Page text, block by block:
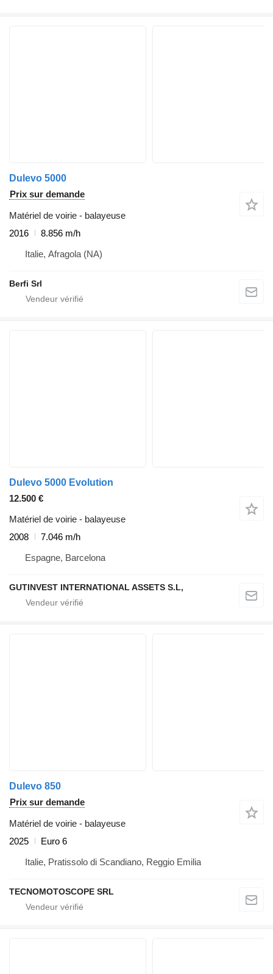
Dulevo 5000
Prix sur demande
Matériel de voirie - balayeuse
2016
8.856 m/h
Italie, Afragola (NA)
Berfi Srl
Dulevo 5000 Evolution
12.500 €
Matériel de voirie - balayeuse
2008
7.046 m/h
Espagne, Barcelona
GUTINVEST INTERNATIONAL ASSETS S.L,
Dulevo 850
Prix sur demande
Matériel de voirie - balayeuse
2025
Euro 6
Italie, Pratissolo di Scandiano, Reggio Emilia
TECNOMOTOSCOPE SRL